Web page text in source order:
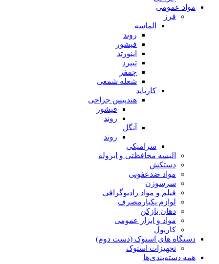
مواد عمومی
فرز
الماسه
روند
فیشور
اینورتد
تیپرد
چمفر
شعله شمعی
کارباید
هندپیس جراحی
فیشور
روند
آنگل
روند
سرامیکی
البسه محافظتی و ایزوله
دستکش
مواد ضدعفونی
سرسوزن
فیلم و مواد رادیوگرافی
لوازم یکبارمصرف
دهان بازکن
مواد و ابزار عمومی
کارپول
دستگاه های استوک (دست دوم)
تجهیزات استوک
همه دسته‌بندی‌ها